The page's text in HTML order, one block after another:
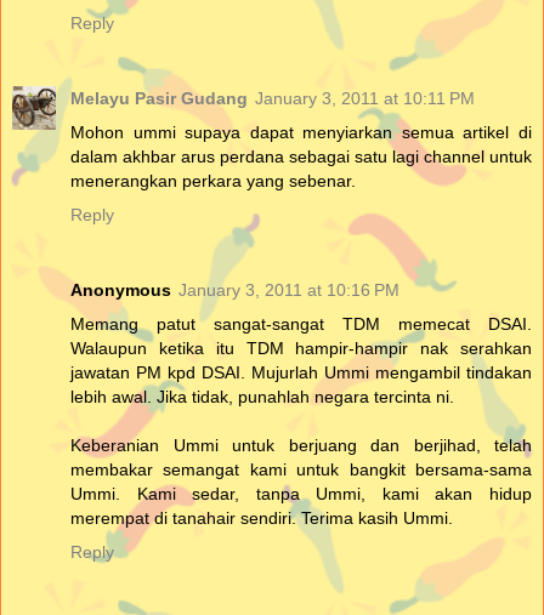
Reply
Melayu Pasir Gudang January 3, 2011 at 10:11 PM
Mohon ummi supaya dapat menyiarkan semua artikel di
dalam akhbar arus perdana sebagai satu lagi channel untuk
menerangkan perkara yang sebenar.
Reply
Anonymous January 3, 2011 at 10:16 PM
Memang patut sangat-sangat TDM memecat DSAI.
Walaupun ketika itu TDM hampir-hampir nak serahkan
jawatan PM kpd DSAI. Mujurlah Ummi mengambil tindakan
lebih awal. Jika tidak, punahlah negara tercinta ni.
Keberanian Ummi untuk berjuang dan berjihad, telah
membakar semangat kami untuk bangkit bersama-sama
Ummi. Kami sedar, tanpa Ummi, kami akan hidup
merempat di tanahair sendiri. Terima kasih Ummi.
Reply